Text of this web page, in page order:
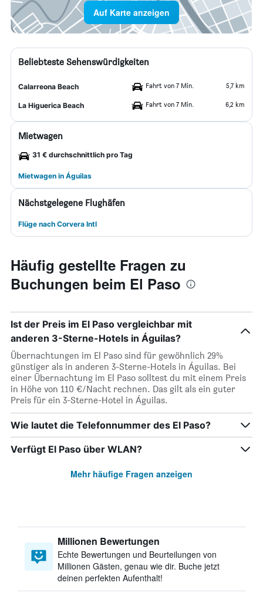
Auf Karte anzeigen
Beliebteste Sehenswürdigkeiten
Calarreona Beach Fahrt von 7 Min. 5,7 km
La Higuerica Beach Fahrt von 7 Min. 6,2 km
Mietwagen
31 € durchschnittlich pro Tag
Mietwagen in Águilas
Nächstgelegene Flughäfen
Flüge nach Corvera Intl
Häufig gestellte Fragen zu
Buchungen beim El Paso
Ist der Preis im El Paso vergleichbar mit
anderen 3-Sterne-Hotels in Águilas?
Übernachtungen im El Paso sind für gewöhnlich 29%
günstiger als in anderen 3-Sterne-Hotels in Águilas. Bei
einer Übernachtung im El Paso solltest du mit einem Preis
in Höhe von 110 €/Nacht rechnen. Das gilt als ein guter
Preis für ein 3-Sterne-Hotel in Águilas.
Wie lautet die Telefonnummer des El Paso?
Verfügt El Paso über WLAN?
Mehr häufige Fragen anzeigen
Millionen Bewertungen
Echte Bewertungen und Beurteilungen von
Millionen Gästen, genau wie dir. Buche jetzt
deinen perfekten Aufenthalt!